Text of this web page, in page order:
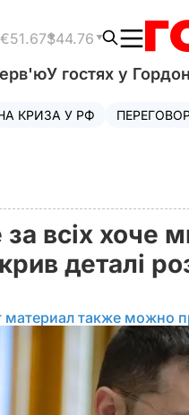
€51.67$44.76
У гостях у
КРИЗА У РФ
всіх хоче
деталі
материал также можно